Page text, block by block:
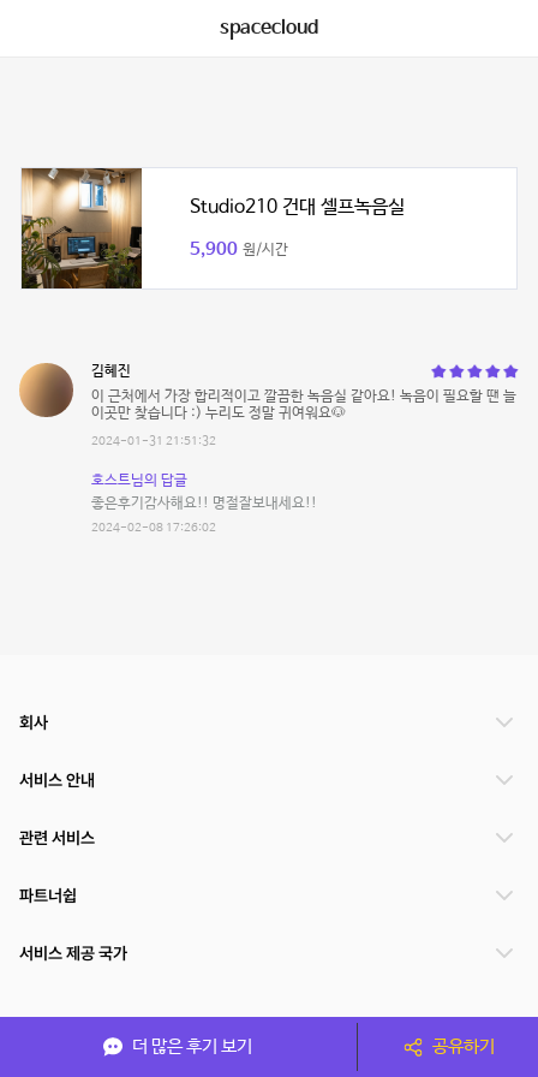
spacecloud
Studio210 건대 셀프녹음실
5,900 원/시간
김혜진
이 근처에서 가장 합리적이고 깔끔한 녹음실 같아요! 녹음이 필요할 땐 늘
이곳만 찾습니다 :) 누리도 정말 귀여워요🐶
2024-01-31 21:51:32
호스트님의 답글
좋은후기감사해요!! 명절잘보내세요!!
2024-02-08 17:26:02
더 많은 후기 보기 공유하기
회사
서비스 안내
관련 서비스
파트너쉽
서비스 제공 국가
(주)NSPACE 사업자정보